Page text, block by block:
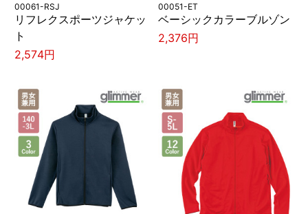
00061-RSJ
リフレクスポーツジャケッ
ト
2,574円
00051-ET
ベーシックカラーブルゾン
2,376円